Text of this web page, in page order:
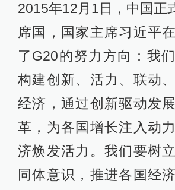
2015年12月1日，中国正
席国，国家主席习近平
了G20的努力方向：我
构建创新、活力、联动
经济，通过创新驱动发
革，为各国增长注入动
济焕发活力。我们要树
同体意识，推进各国经